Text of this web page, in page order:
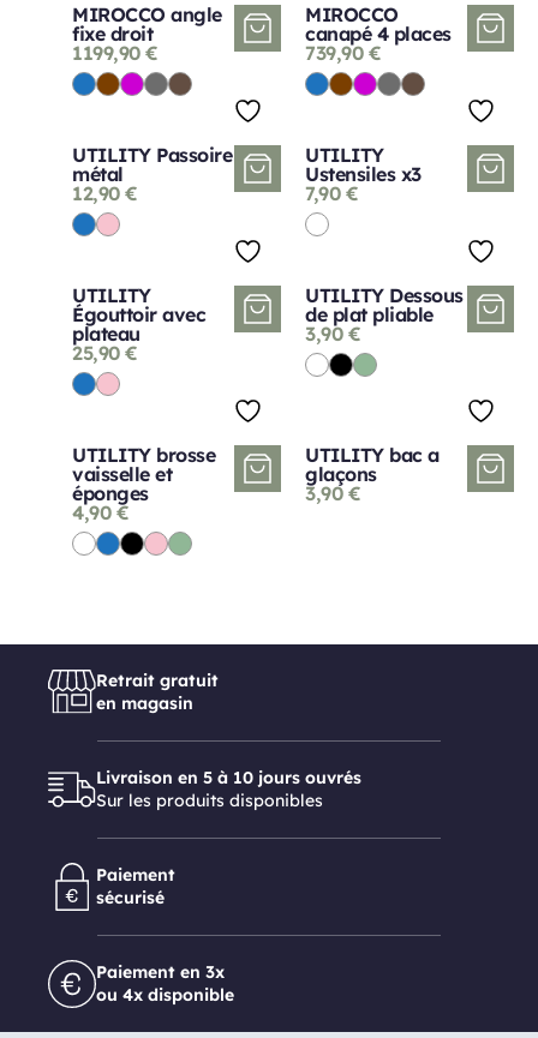
MIROCCO angle
fixe droit
1199,90 €
MIROCCO
canapé 4 places
739,90 €
UTILITY Passoire
métal
12,90 €
UTILITY
Ustensiles x3
7,90 €
UTILITY
Égouttoir avec
plateau
25,90 €
UTILITY Dessous
de plat pliable
3,90 €
UTILITY brosse
vaisselle et
éponges
4,90 €
UTILITY bac a
glaçons
3,90 €
Retrait gratuit
en magasin
Livraison en 5 à 10 jours ouvrés
Sur les produits disponibles
Paiement
sécurisé
Paiement en 3x
ou 4x disponible